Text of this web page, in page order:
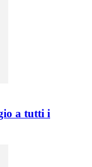
a tutti i